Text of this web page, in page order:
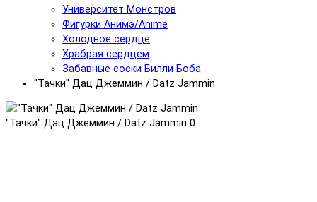
Университет Монстров
Фигурки Анимэ/Anime
Холодное сердце
Храбрая сердцем
Забавные соски Билли Боба
"Тачки" Дац Джеммин / Datz Jammin
"Тачки" Дац Джеммин / Datz Jammin 0